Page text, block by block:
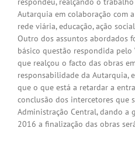
Autarquia em colaboração com
rede viária, educação, ação
Outro dos assuntos abordados
básico questão respondida pelo
que realçou o facto das obras
responsabilidade da Autarquia,
que o que está a retardar a
conclusão dos intercetores que
Administração Central, dando a
2016 a finalização das obras